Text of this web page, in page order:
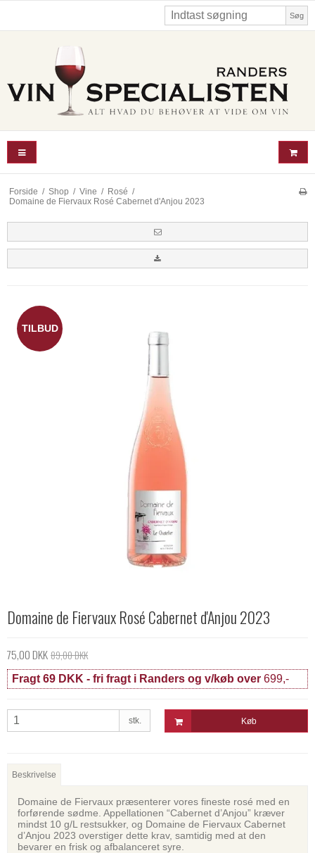
Søg
Forside / Shop / Vine / Rosé /
Domaine de Fiervaux Rosé Cabernet d'Anjou 2023
TILBUD
Domaine de Fiervaux Rosé Cabernet d'Anjou 2023
75,00 DKK89,00 DKK
Fragt 69 DKK - fri fragt i Randers og v/køb over 699,-
stk. Køb
Beskrivelse
Domaine de Fiervaux præsenterer vores fineste rosé med en
forførende sødme. Appellationen “Cabernet d’Anjou” kræver
mindst 10 g/L restsukker, og Domaine de Fiervaux Cabernet
d’Anjou 2023 overstiger dette krav, samtidig med at den
bevarer en frisk og afbalanceret syre.